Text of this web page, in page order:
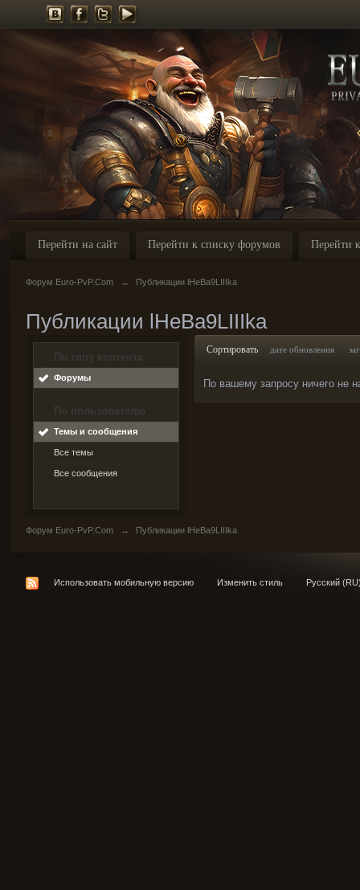
Перейти на сайт Перейти к списку форумов Перейти
Форум Euro-PvP.Com → Публикации lHeBa9LIIIka
Публикации lHeBa9LIIIka
По типу контента
Форумы
По пользователю
Темы и сообщения
Все темы
Все сообщения
Сортировать дате обновления
По вашему запросу ничего не
Форум Euro-PvP.Com → Публикации lHeBa9LIIIka
Использовать мобильную версию Изменить стиль Русский